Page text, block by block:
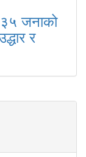
जनाको
र